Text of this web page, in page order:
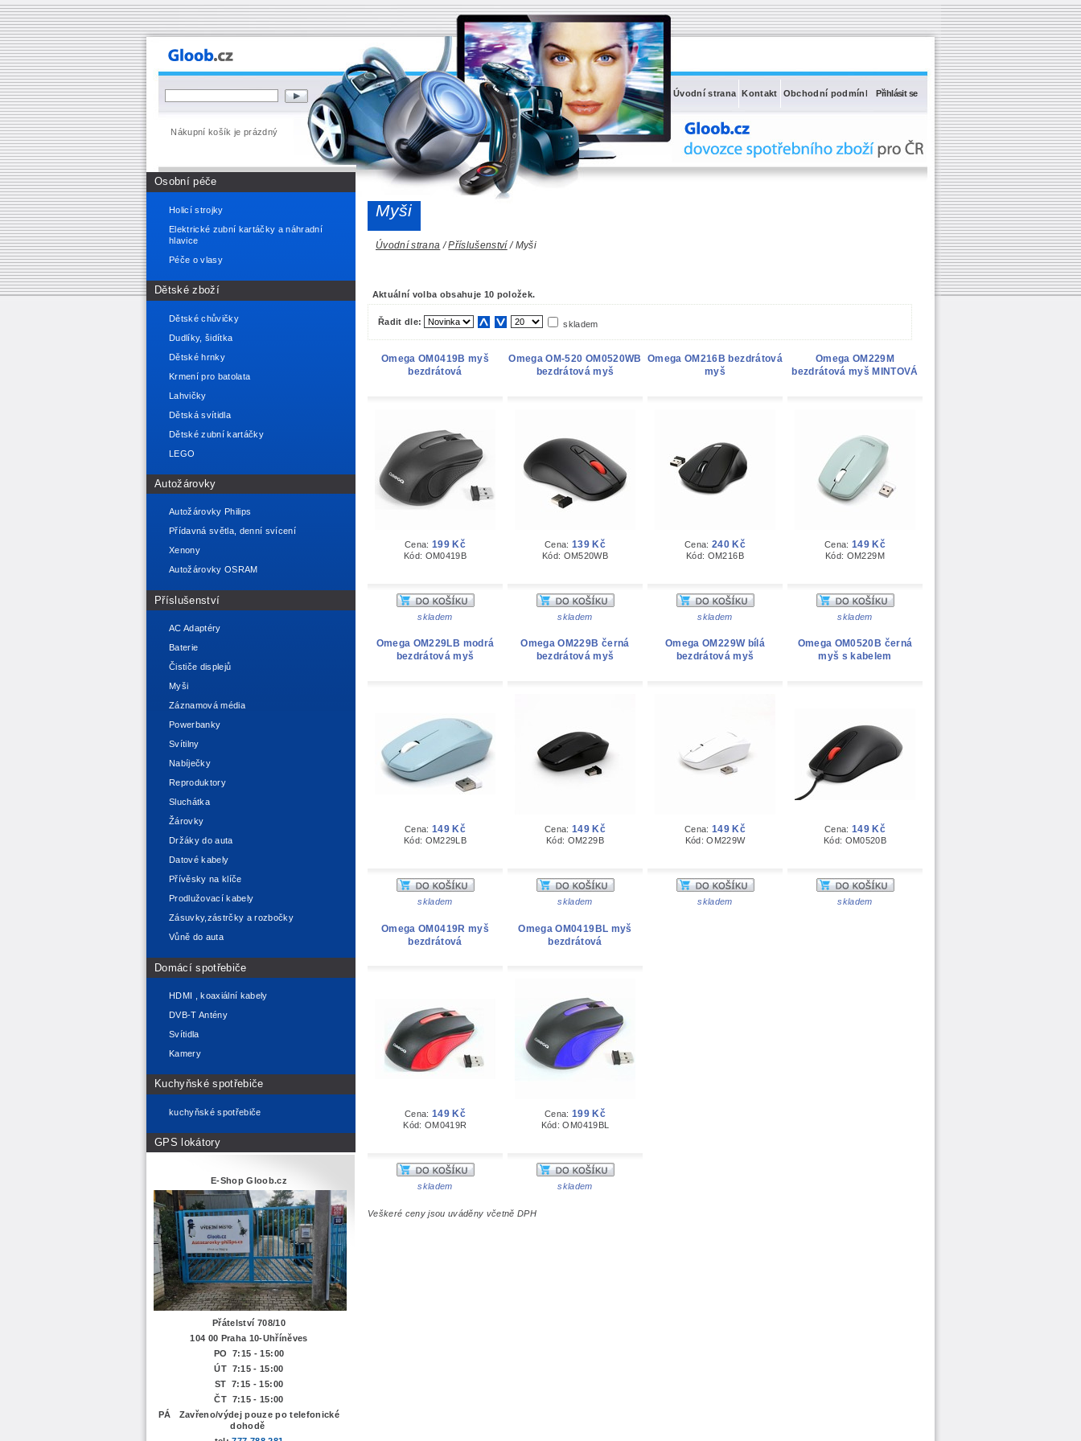
Přihlásit se
Úvodní strana Kontakt Obchodní podmínky
Nákupní košík je prázdný
Osobní péče
Holicí strojky
Elektrické zubní kartáčky a náhradní
hlavice
Péče o vlasy
Dětské zboží
Dětské chůvičky
Dudlíky, šidítka
Dětské hrnky
Krmení pro batolata
Lahvičky
Dětská svítidla
Dětské zubní kartáčky
LEGO
Autožárovky
Autožárovky Philips
Přídavná světla, denní svícení
Xenony
Autožárovky OSRAM
Příslušenství
AC Adaptéry
Baterie
Čističe displejů
Myši
Záznamová média
Powerbanky
Svítilny
Nabíječky
Reproduktory
Sluchátka
Žárovky
Držáky do auta
Datové kabely
Přívěsky na klíče
Prodlužovací kabely
Zásuvky,zástrčky a rozbočky
Vůně do auta
Domácí spotřebiče
HDMI , koaxiální kabely
DVB-T Antény
Svítidla
Kamery
Kuchyňské spotřebiče
kuchyňské spotřebiče
GPS lokátory
E-Shop Gloob.cz
Přátelství 708/10
104 00 Praha 10-Uhříněves
PO 7:15 - 15:00
ÚT 7:15 - 15:00
ST 7:15 - 15:00
ČT 7:15 - 15:00
PÁ Zavřeno/výdej pouze po telefonické
dohodě
Myši
Úvodní strana /Příslušenství/ Myši
Aktuální volba obsahuje 10 položek.
Řadit dle: skladem
Omega OM0419B myš
bezdrátová
Cena: 199 Kč
Kód: OM0419B
skladem
Omega OM-520 OM0520WB
bezdrátová myš
Cena: 139 Kč
Kód: OM520WB
skladem
Omega OM216B bezdrátová
myš
Cena: 240 Kč
Kód: OM216B
skladem
Omega OM229M
bezdrátová myš MINTOVÁ
Cena: 149 Kč
Kód: OM229M
skladem
Omega OM229LB modrá
bezdrátová myš
Cena: 149 Kč
Kód: OM229LB
skladem
Omega OM229B černá
bezdrátová myš
Cena: 149 Kč
Kód: OM229B
skladem
Omega OM229W bílá
bezdrátová myš
Cena: 149 Kč
Kód: OM229W
skladem
Omega OM0520B černá
myš s kabelem
Cena: 149 Kč
Kód: OM0520B
skladem
Omega OM0419R myš
bezdrátová
Cena: 149 Kč
Kód: OM0419R
skladem
Omega OM0419BL myš
bezdrátová
Cena: 199 Kč
Kód: OM0419BL
skladem
Veškeré ceny jsou uváděny včetně DPH